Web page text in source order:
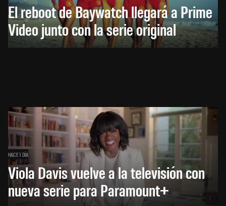
El reboot de Baywatch llegará a Prime
Video junto con la serie original
HACE 1 DÍA
Viola Davis vuelve a la televisión con
nueva serie para Paramount+